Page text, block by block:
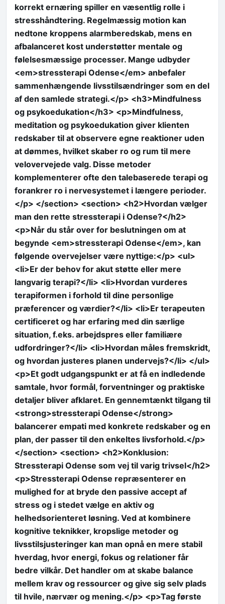
korrekt ernæring spiller en væsentlig rolle i
stresshåndtering. Regelmæssig motion kan
nedtone kroppens alarmberedskab, mens en
afbalanceret kost understøtter mentale og
følelsesmæssige processer. Mange udbyder
<em>stressterapi Odense</em> anbefaler
sammenhængende livsstilsændringer som en del
af den samlede strategi.</p> <h3>Mindfulness
og psykoedukation</h3> <p>Mindfulness,
meditation og psykoedukation giver klienten
redskaber til at observere egne reaktioner uden
at dømmes, hvilket skaber ro og rum til mere
velovervejede valg. Disse metoder
komplementerer ofte den talebaserede terapi og
forankrer ro i nervesystemet i længere perioder.
</p> </section> <section> <h2>Hvordan vælger
man den rette stressterapi i Odense?</h2>
<p>Når du står over for beslutningen om at
begynde <em>stressterapi Odense</em>, kan
følgende overvejelser være nyttige:</p> <ul>
<li>Er der behov for akut støtte eller mere
langvarig terapi?</li> <li>Hvordan vurderes
terapiformen i forhold til dine personlige
præferencer og værdier?</li> <li>Er terapeuten
certificeret og har erfaring med din særlige
situation, f.eks. arbejdspres eller familiære
udfordringer?</li> <li>Hvordan måles fremskridt,
og hvordan justeres planen undervejs?</li> </ul>
<p>Et godt udgangspunkt er at få en indledende
samtale, hvor formål, forventninger og praktiske
detaljer bliver afklaret. En gennemtænkt tilgang til
<strong>stressterapi Odense</strong>
balancerer empati med konkrete redskaber og en
plan, der passer til den enkeltes livsforhold.</p>
</section> <section> <h2>Konklusion:
Stressterapi Odense som vej til varig trivsel</h2>
<p>Stressterapi Odense repræsenterer en
mulighed for at bryde den passive accept af
stress og i stedet vælge en aktiv og
helhedsorienteret løsning. Ved at kombinere
kognitive teknikker, kropslige metoder og
livsstilsjusteringer kan man opnå en mere stabil
hverdag, hvor energi, fokus og relationer får
bedre vilkår. Det handler om at skabe balance
mellem krav og ressourcer og give sig selv plads
til hvile, nærvær og mening.</p> <p>Tag første